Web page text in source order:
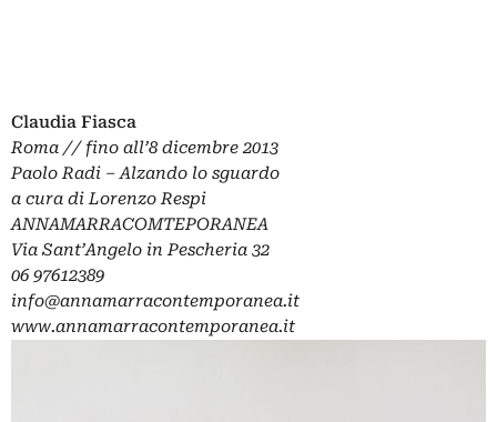
Claudia Fiasca
Roma // fino all’8 dicembre 2013
Paolo Radi – Alzando lo sguardo
a cura di Lorenzo Respi
ANNAMARRACOMTEPORANEA
Via Sant’Angelo in Pescheria 32
06 97612389
info@annamarracontemporanea.it
www.annamarracontemporanea.it